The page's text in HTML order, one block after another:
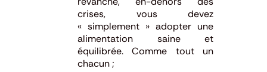
crises, vous devez
« simplement » adopter une
alimentation saine et
équilibrée. Comme tout un
chacun ;